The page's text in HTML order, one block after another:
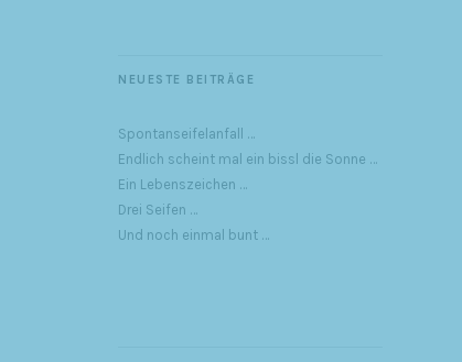
NEUESTE BEITRÄGE
Spontanseifelanfall …
Endlich scheint mal ein bissl die Sonne …
Ein Lebenszeichen …
Drei Seifen …
Und noch einmal bunt …